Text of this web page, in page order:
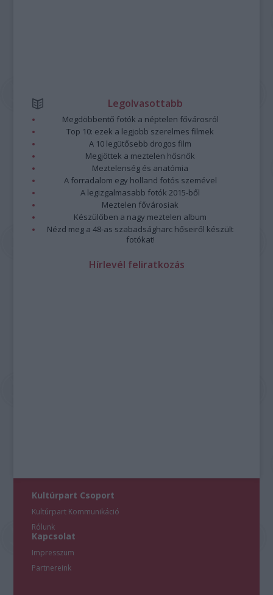
Legolvasottabb
Megdöbbentő fotók a néptelen fővárosról
Top 10: ezek a legjobb szerelmes filmek
A 10 legütősebb drogos film
Megjöttek a meztelen hősnők
Meztelenség és anatómia
A forradalom egy holland fotós szemével
A legizgalmasabb fotók 2015-ből
Meztelen fővárosiak
Készülőben a nagy meztelen album
Nézd meg a 48-as szabadságharc hőseiről készült
fotókat!
Hírlevél feliratkozás
Kultúrpart Csoport
Kultúrpart Kommunikáció
Rólunk
Kapcsolat
Impresszum
Partnereink